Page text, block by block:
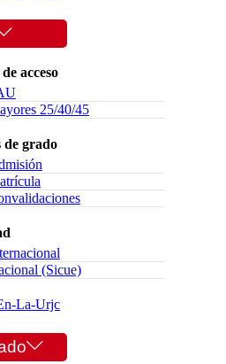
acceso
25/40/45
de grado
(Sicue)
La-Urjc